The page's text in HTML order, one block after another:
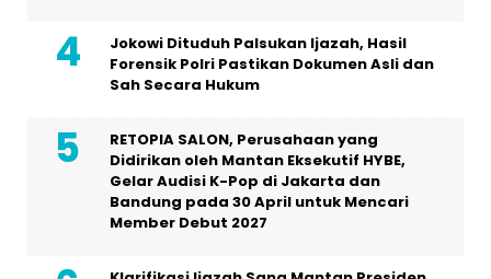
Jokowi Dituduh Palsukan Ijazah, Hasil
Forensik Polri Pastikan Dokumen Asli dan
Sah Secara Hukum
RETOPIA SALON, Perusahaan yang
Didirikan oleh Mantan Eksekutif HYBE,
Gelar Audisi K-Pop di Jakarta dan
Bandung pada 30 April untuk Mencari
Member Debut 2027